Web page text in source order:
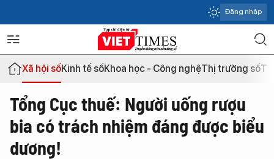
Đăng nhập
Xã hội sốKinh tế sốKhoa học - Công nghệThị trường số
Tổng Cục thuế: Người uống rượu
bia có trách nhiệm đáng được biểu
dương!